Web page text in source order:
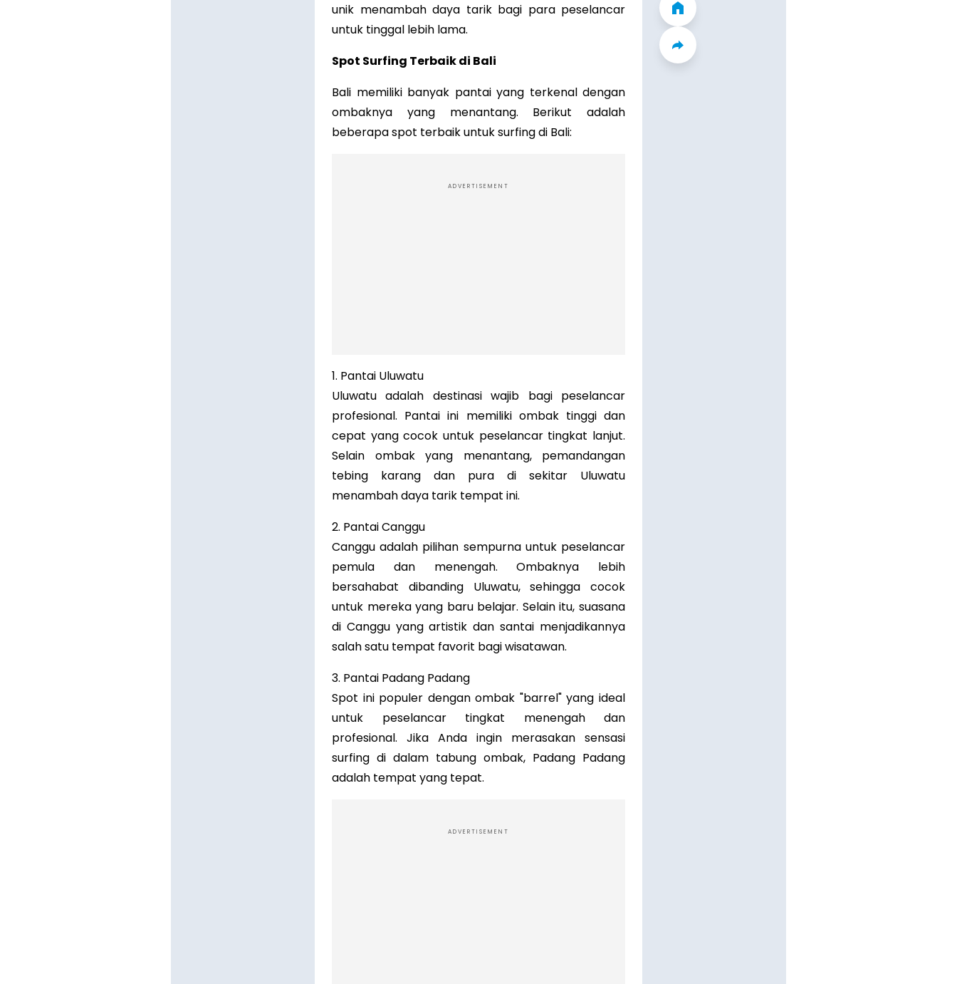
unik menambah daya tarik bagi para peselancar
untuk tinggal lebih lama.
Spot Surfing Terbaik di Bali
Bali memiliki banyak pantai yang terkenal dengan
ombaknya yang menantang. Berikut adalah
beberapa spot terbaik untuk surfing di Bali:
ADVERTISEMENT
1. Pantai Uluwatu
Uluwatu adalah destinasi wajib bagi peselancar
profesional. Pantai ini memiliki ombak tinggi dan
cepat yang cocok untuk peselancar tingkat lanjut.
Selain ombak yang menantang, pemandangan
tebing karang dan pura di sekitar Uluwatu
menambah daya tarik tempat ini.
2. Pantai Canggu
Canggu adalah pilihan sempurna untuk peselancar
pemula dan menengah. Ombaknya lebih
bersahabat dibanding Uluwatu, sehingga cocok
untuk mereka yang baru belajar. Selain itu, suasana
di Canggu yang artistik dan santai menjadikannya
salah satu tempat favorit bagi wisatawan.
3. Pantai Padang Padang
Spot ini populer dengan ombak "barrel" yang ideal
untuk peselancar tingkat menengah dan
profesional. Jika Anda ingin merasakan sensasi
surfing di dalam tabung ombak, Padang Padang
adalah tempat yang tepat.
ADVERTISEMENT